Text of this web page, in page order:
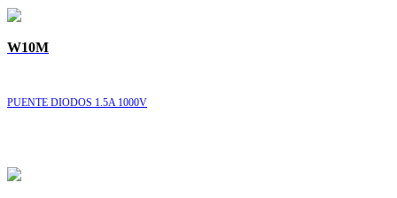
W10M
PUENTE DIODOS 1.5A 1000V